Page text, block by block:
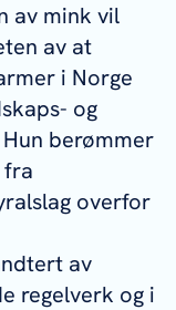
av mink vil
av at
i Norge
og
berømmer
fra
overfor
av
regelverk og i